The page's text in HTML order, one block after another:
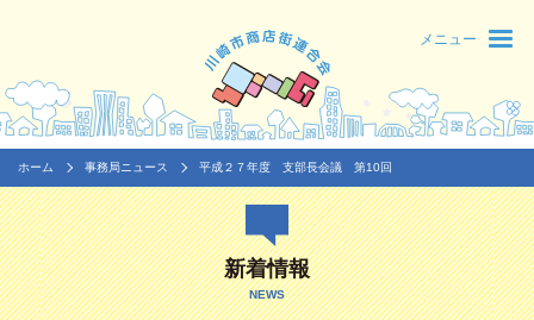
メニュー
ホーム 事務局ニュース 平成２７年度 支部長会議 第10回
新着情報
NEWS